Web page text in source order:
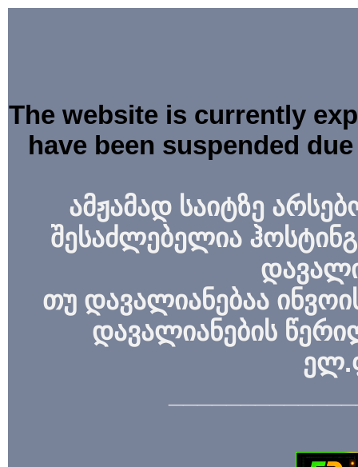
The website is currently
have been suspended
ამჟამად საიტზე
შესაძლებელია
თუ დავალიანებაა
დავალიანების